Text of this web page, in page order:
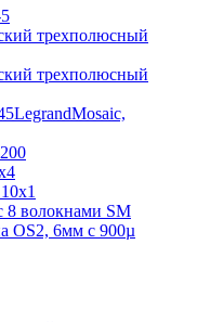
трехполюсный
трехполюсный
8 волокнами SM
OS2, 6мм с 900µ